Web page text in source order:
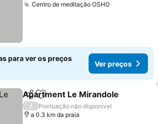
Centro de meditação OSHOVer preços
para ver os preços
Ver preços
PartilharAdicionar aos favoritos
Apartment Le Mirandole
/
Pontuação não disponível
a 0.3 km da praia